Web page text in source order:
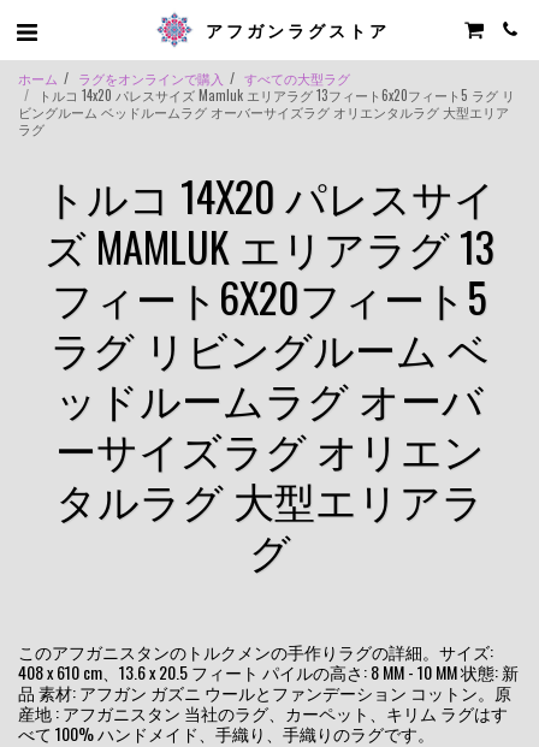
アフガンラグストア
ホーム ラグをオンラインで購入
すべての大型ラグ
トルコ 14x20 パレスサイズ Mamluk エリアラグ 13フィート6x20フィート5 ラグ リ
ビングルーム ベッドルームラグ オーバーサイズラグ オリエンタルラグ 大型エリア
ラグ
トルコ 14X20 パレスサイ
ズ MAMLUK エリアラグ 13
フィート6X20フィート5
ラグ リビングルーム ベ
ッドルームラグ オーバ
ーサイズラグ オリエン
タルラグ 大型エリアラ
グ
このアフガニスタンのトルクメンの手作りラグの詳細。サイズ:
408 x 610 cm、13.6 x 20.5 フィート パイルの高さ: 8 MM - 10 MM 状態: 新
品 素材: アフガン ガズニ ウールとファンデーション コットン。原
産地 : アフガニスタン 当社のラグ、カーペット、キリム ラグはす
べて 100% ハンドメイド、手織り、手織りのラグです。